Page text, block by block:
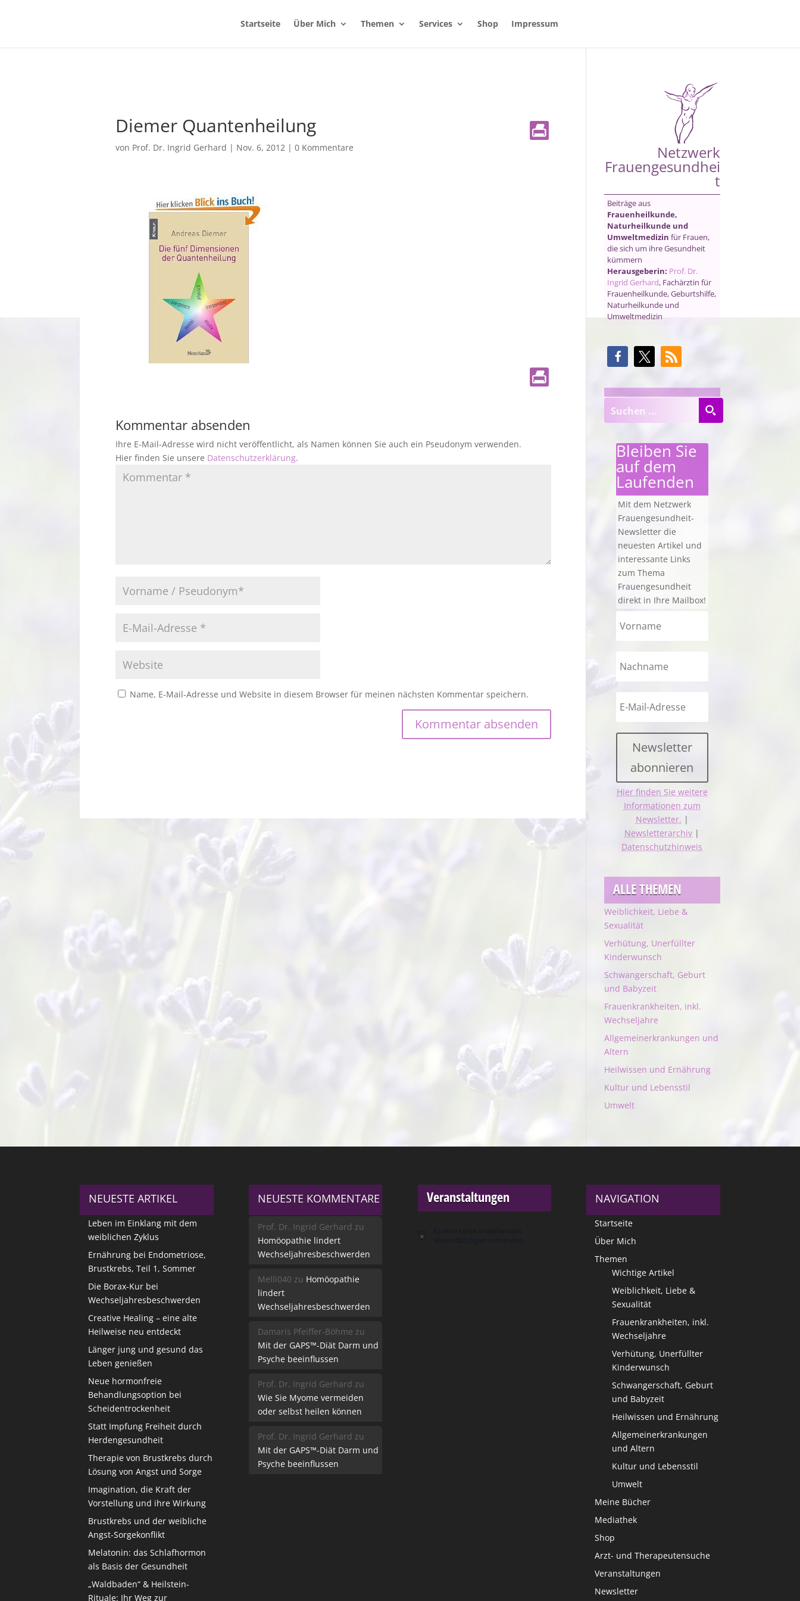
Startseite Über Mich Themen Services Shop Impressum
Diemer Quantenheilung
von Prof. Dr. Ingrid Gerhard | Nov. 6, 2012| 0 Kommentare
Kommentar absenden
Ihre E-Mail-Adresse wird nicht veröffentlicht, als Namen können Sie auch ein Pseudonym verwenden.
Hier finden Sie unsere Datenschutzerklärung.
Name, E-Mail-Adresse und Website in diesem Browser für meinen nächsten Kommentar speichern.
Netzwerk
Frauengesundhei
t
Beiträge aus
Frauenheilkunde,
Naturheilkunde und
Umweltmedizin für Frauen,
die sich um ihre Gesundheit
kümmern
Herausgeberin: Prof. Dr.
Ingrid Gerhard, Fachärztin für
Frauenheilkunde, Geburtshilfe,
Naturheilkunde und
Umweltmedizin
Bleiben Sie
auf dem
Laufenden
Mit dem Netzwerk
Frauengesundheit-
Newsletter die
neuesten Artikel und
interessante Links
zum Thema
Frauengesundheit
direkt in Ihre Mailbox!
Newsletter
abonnieren
Hier finden Sie weitere
Informationen zum
Newsletter. |
Newsletterarchiv |
Datenschutzhinweis
ALLE THEMEN
Weiblichkeit, Liebe &
Sexualität
Verhütung, Unerfüllter
Kinderwunsch
Schwangerschaft, Geburt
und Babyzeit
Frauenkrankheiten, inkl.
Wechseljahre
Allgemeinerkrankungen und
Altern
Heilwissen und Ernährung
Kultur und Lebensstil
Umwelt
NEUESTE ARTIKEL
Leben im Einklang mit dem
weiblichen Zyklus
Ernährung bei Endometriose,
Brustkrebs, Teil 1, Sommer
Die Borax-Kur bei
Wechseljahresbeschwerden
Creative Healing – eine alte
Heilweise neu entdeckt
Länger jung und gesund das
Leben genießen
Neue hormonfreie
Behandlungsoption bei
Scheidentrockenheit
Statt Impfung Freiheit durch
Herdengesundheit
Therapie von Brustkrebs durch
Lösung von Angst und Sorge
Imagination, die Kraft der
Vorstellung und ihre Wirkung
Brustkrebs und der weibliche
Angst-Sorgekonflikt
Melatonin: das Schlafhormon
als Basis der Gesundheit
„Waldbaden“ & Heilstein-
Rituale: Ihr Weg zur
NEUESTE KOMMENTARE
Prof. Dr. Ingrid Gerhard zu
Homöopathie lindert
Wechseljahresbeschwerden
Melli040 zu Homöopathie
lindert
Wechseljahresbeschwerden
Damaris Pfeiffer-Böhme zu
Mit der GAPS™-Diät Darm und
Psyche beeinflussen
Prof. Dr. Ingrid Gerhard zu
Wie Sie Myome vermeiden
oder selbst heilen können
Prof. Dr. Ingrid Gerhard zu
Mit der GAPS™-Diät Darm und
Psyche beeinflussen
Veranstaltungen
Hinweis
NAVIGATION
Startseite
Über Mich
Themen
Wichtige Artikel
Weiblichkeit, Liebe &
Sexualität
Frauenkrankheiten, inkl.
Wechseljahre
Verhütung, Unerfüllter
Kinderwunsch
Schwangerschaft, Geburt
und Babyzeit
Heilwissen und Ernährung
Allgemeinerkrankungen
und Altern
Kultur und Lebensstil
Umwelt
Meine Bücher
Mediathek
Shop
Arzt- und Therapeutensuche
Veranstaltungen
Newsletter